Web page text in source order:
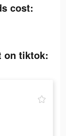
cost:
on tiktok: